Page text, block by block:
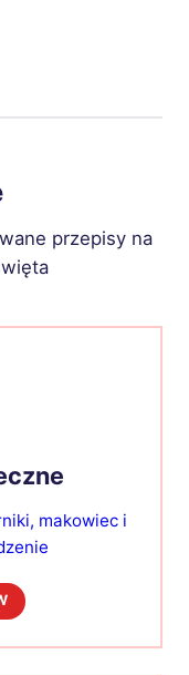
przepisy na
makowiec i